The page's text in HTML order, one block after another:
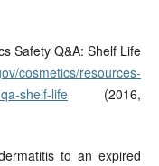
Safety Q&A: Shelf Life
cosmetics/resources-
shelf-life(2016,
to an expired